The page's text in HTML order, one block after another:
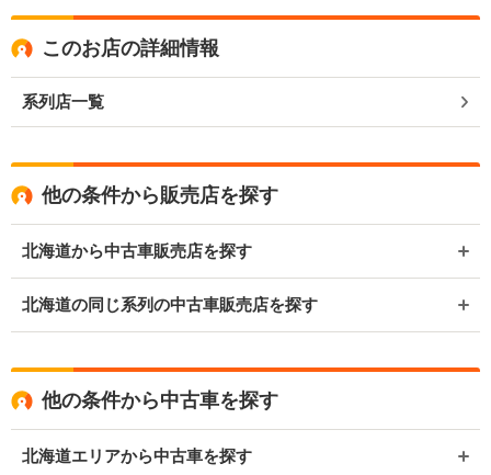
このお店の詳細情報
系列店一覧
他の条件から販売店を探す
北海道から中古車販売店を探す
北海道の同じ系列の中古車販売店を探す
他の条件から中古車を探す
北海道エリアから中古車を探す